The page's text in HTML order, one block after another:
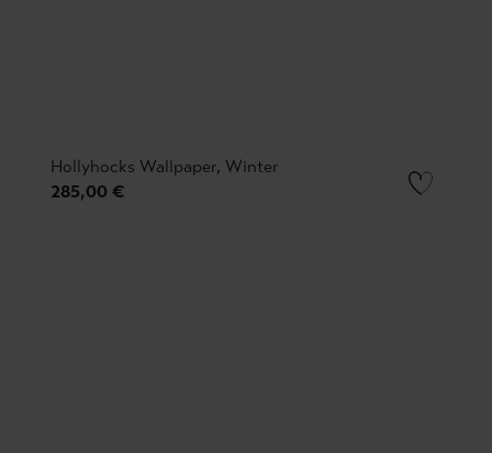
Hollyhocks Wallpaper, Winter
285,00 €